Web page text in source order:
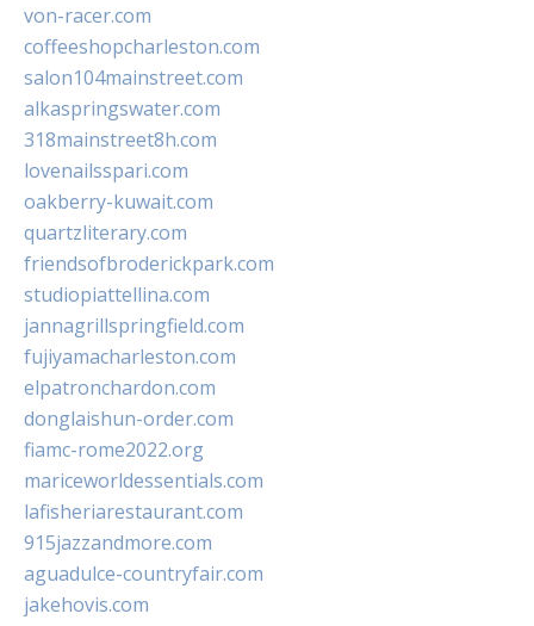
von-racer.com
coffeeshopcharleston.com
salon104mainstreet.com
alkaspringswater.com
318mainstreet8h.com
lovenailsspari.com
oakberry-kuwait.com
quartzliterary.com
friendsofbroderickpark.com
studiopiattellina.com
jannagrillspringfield.com
fujiyamacharleston.com
elpatronchardon.com
donglaishun-order.com
fiamc-rome2022.org
mariceworldessentials.com
lafisheriarestaurant.com
915jazzandmore.com
aguadulce-countryfair.com
jakehovis.com